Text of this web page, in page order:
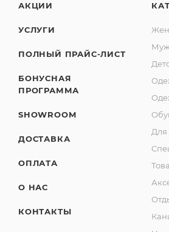
АКЦИИ
УСЛУГИ
ПОЛНЫЙ ПРАЙС-ЛИСТ
БОНУСНАЯ
ПРОГРАММА
SHOWROOM
ДОСТАВКА
ОПЛАТА
О НАС
КОНТАКТЫ
Для